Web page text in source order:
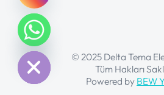
© 2025 Delta Tema
Tüm Hakları
Powered by BEW
Hide
chaty